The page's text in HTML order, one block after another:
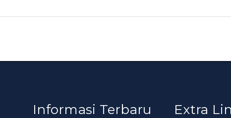
Informasi Terbaru Extra